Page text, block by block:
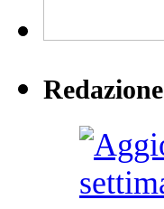
Redazione